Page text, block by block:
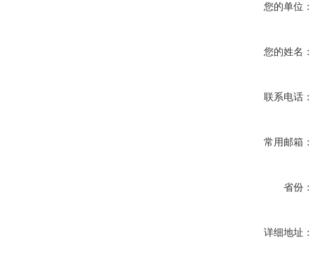
您的单位：
您的姓名：
联系电话：
常用邮箱：
省份：
详细地址：